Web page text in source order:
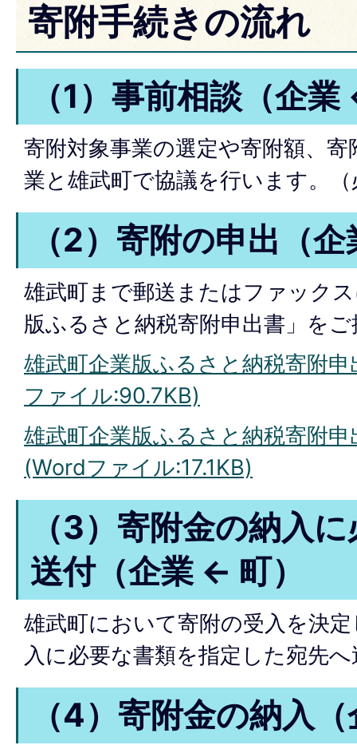
寄附手続きの流れ
（1）事前相談（企
寄附対象事業の選定や寄附額、
業と雄武町で協議を行います。
（2）寄附の申出（
雄武町まで郵送またはファック
版ふるさと納税寄附申出書」を
雄武町企業版ふるさと納税寄附
ファイル:90.7KB)
雄武町企業版ふるさと納税寄附
(Wordファイル:17.1KB)
（3）寄附金の納入
送付（企業 ← 町）
雄武町において寄附の受入を決
入に必要な書類を指定した宛先
（4）寄附金の納入